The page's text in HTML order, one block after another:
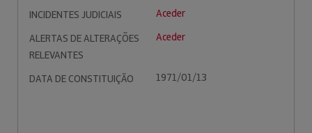
INCIDENTES JUDICIAIS
Aceder
ALERTAS DE ALTERAÇÕES
RELEVANTES
Aceder
DATA DE CONSTITUIÇÃO 1971/01/13